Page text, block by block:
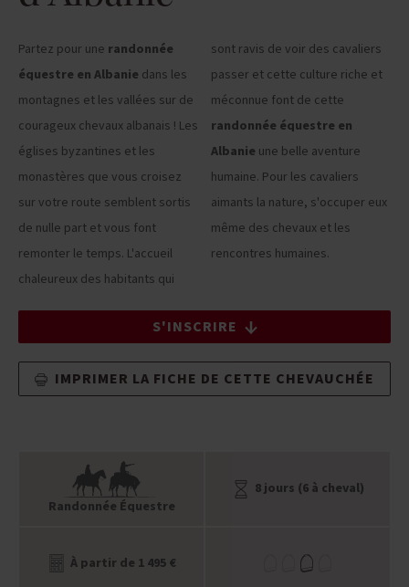
Partez pour une randonnée
équestre en Albanie dans les
montagnes et les vallées sur de
courageux chevaux albanais ! Les
églises byzantines et les
monastères que vous croisez
sur votre route semblent sortis
de nulle part et vous font
remonter le temps. L'accueil
chaleureux des habitants qui
sont ravis de voir des cavaliers
passer et cette culture riche et
méconnue font de cette
randonnée équestre en
Albanie une belle aventure
humaine. Pour les cavaliers
aimants la nature, s'occuper eux
même des chevaux et les
rencontres humaines.
S'INSCRIRE
IMPRIMER LA FICHE DE CETTE CHEVAUCHÉE
Randonnée Équestre
8 jours (6 à cheval)
À partir de 1 495 €